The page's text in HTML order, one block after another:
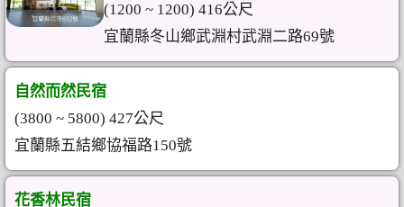
(1200 ~ 1200) 416公尺
宜蘭縣冬山鄉武淵村武淵二路69號
自然而然民宿
(3800 ~ 5800) 427公尺
宜蘭縣五結鄉協福路150號
花香林民宿